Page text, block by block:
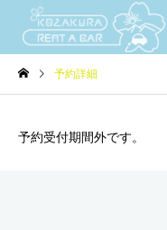
予約詳細
予約受付期間外です。